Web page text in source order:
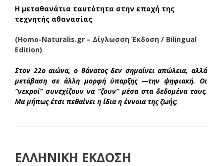
Η μεταθανάτια ταυτότητα στην εποχή της
τεχνητής αθανασίας
(Homo-Naturalis.gr – Δίγλωσση Έκδοση / Bilingual
Edition)
Στον 22ο αιώνα, ο θάνατος δεν σημαίνει απώλεια, αλλά
μετάβαση σε άλλη μορφή ύπαρξης —την ψηφιακή. Οι
“νεκροί” συνεχίζουν να “ζουν” μέσα στα δεδομένα τους.
Μα μήπως έτσι πεθαίνει η ίδια η έννοια της ζωής;
ΕΛΛΗΝΙΚΗ ΕΚΔΟΣΗ